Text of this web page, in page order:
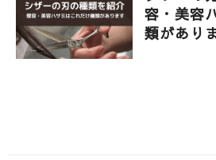
容・美容
類があり